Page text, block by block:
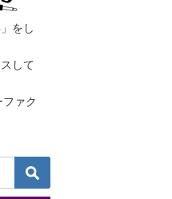
をし
して
ァク